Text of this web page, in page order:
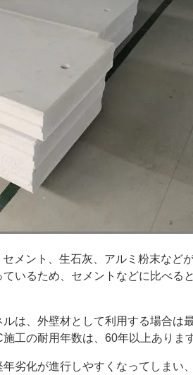
メント、生石灰、アルミ粉末など
いるため、セメントなどに比べる
は、外壁材として利用する場合は
工の耐用年数は、60年以上あります
劣化が進行しやすくなってしまい